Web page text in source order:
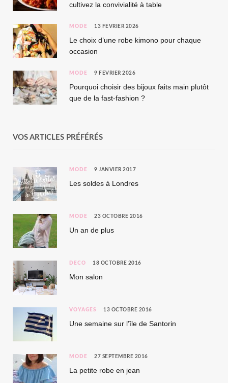
cultivez la convivialité à table
MODE 13 FÉVRIER 2026
Le choix d’une robe kimono pour chaque
occasion
MODE 9 FÉVRIER 2026
Pourquoi choisir des bijoux faits main plutôt
que de la fast-fashion ?
VOS ARTICLES PRÉFÉRÉS
MODE 9 JANVIER 2017
Les soldes à Londres
MODE 23 OCTOBRE 2016
Un an de plus
DÉCO 18 OCTOBRE 2016
Mon salon
VOYAGES 13 OCTOBRE 2016
Une semaine sur l’île de Santorin
MODE 27 SEPTEMBRE 2016
La petite robe en jean